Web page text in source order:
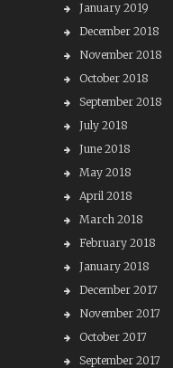
January 2019
December 2018
November 2018
October 2018
September 2018
July 2018
June 2018
May 2018
April 2018
March 2018
February 2018
January 2018
December 2017
November 2017
October 2017
September 2017